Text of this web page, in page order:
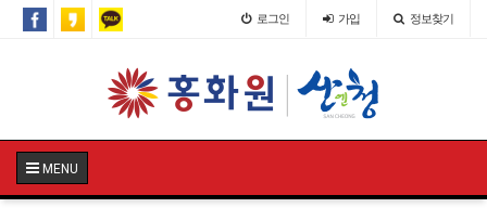
로그인 가입 정보찾기
MENU